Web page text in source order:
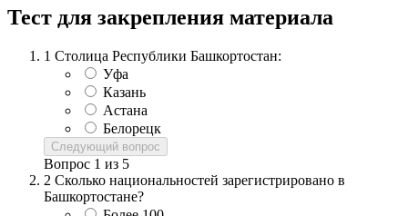
Тест для закрепления материала
1 Столица Республики Башкортостан:
Уфа
Казань
Астана
Белорецк
Следующий вопрос
Вопрос 1 из 5
2 Сколько национальностей зарегистрировано в
Башкортостане?